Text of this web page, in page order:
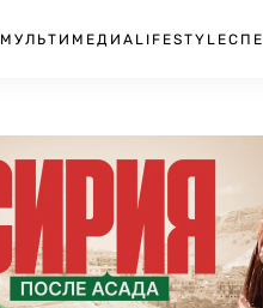
МУЛЬТИМЕДИА LIFESTYLE